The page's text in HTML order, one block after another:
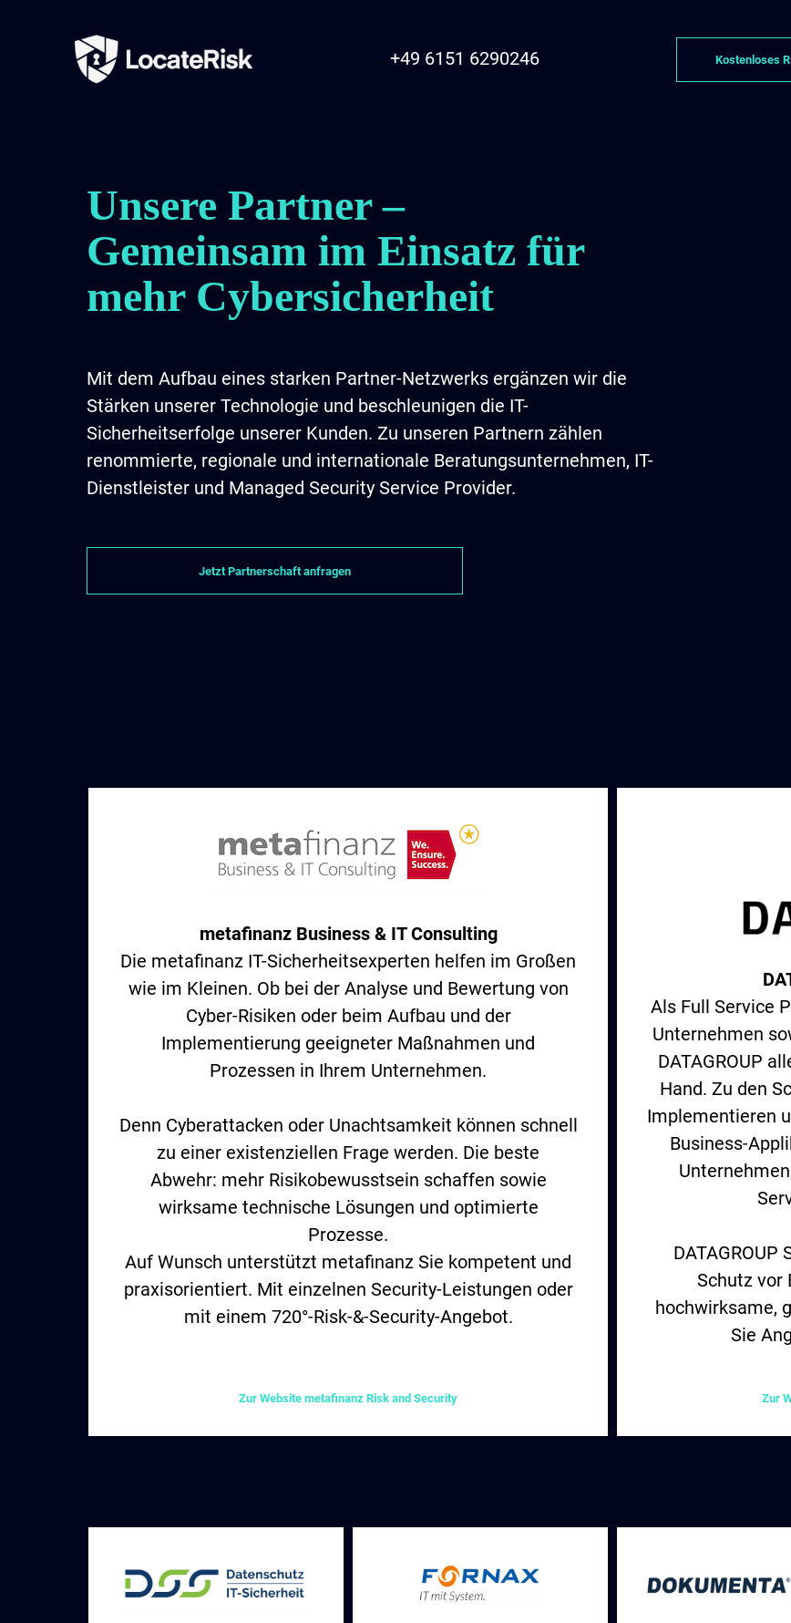
+49 6151 6290246 Kostenloses
Unsere Partner –
Gemeinsam im Einsatz für
mehr Cybersicherheit
Mit dem Aufbau eines starken Partner-Netzwerks ergänzen wir die
Stärken unserer Technologie und beschleunigen die IT-
Sicherheitserfolge unserer Kunden. Zu unseren Partnern zählen
renommierte, regionale und internationale Beratungsunternehmen, IT-
Dienstleister und Managed Security Service Provider.
Jetzt Partnerschaft anfragen
metafinanz Business & IT Consulting
Die metafinanz IT-Sicherheitsexperten helfen im Großen
wie im Kleinen. Ob bei der Analyse und Bewertung von
Cyber-Risiken oder beim Aufbau und der
Implementierung geeigneter Maßnahmen und
Prozessen in Ihrem Unternehmen.
Denn Cyberattacken oder Unachtsamkeit können schnell
zu einer existenziellen Frage werden. Die beste
Abwehr: mehr Risikobewusstsein schaffen sowie
wirksame technische Lösungen und optimierte
Prozesse.
Auf Wunsch unterstützt metafinanz Sie kompetent und
praxisorientiert. Mit einzelnen Security-Leistungen oder
mit einem 720°-Risk-&-Security-Angebot.
Zur Website metafinanz Risk and Security
Als Full Service
Unternehmen
DATAGROUP
Hand. Zu den
Implementieren
Business-
Schutz vor
hochwirksame,
Sie
Zur